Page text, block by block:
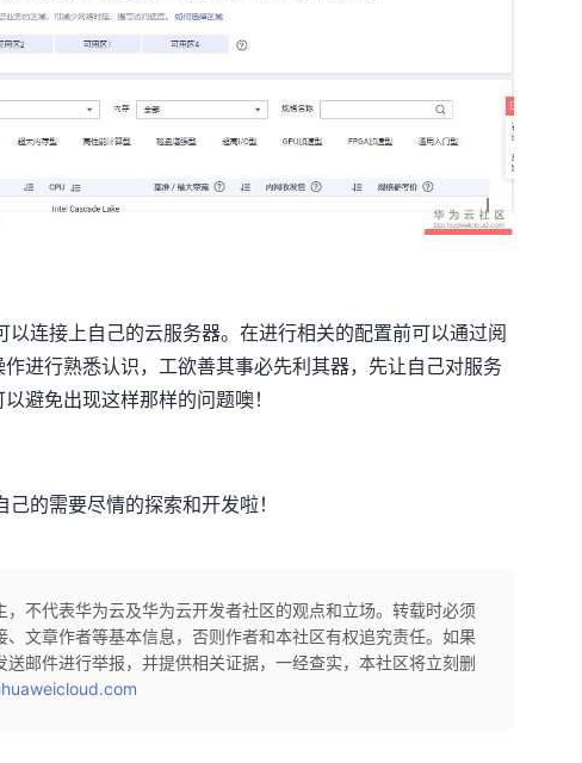
连接上自己的云服务器。在进行相关的配置前可以通过阅
进行熟悉认识，工欲善其事必先利其器，先让自己对服务
避免出现这样那样的问题噢！
的需要尽情的探索和开发啦！
，不代表华为云及华为云开发者社区的观点和立场。转载时必须
文章作者等基本信息，否则作者和本社区有权追究责任。如果
邮件进行举报，并提供相关证据，一经查实，本社区将立刻删